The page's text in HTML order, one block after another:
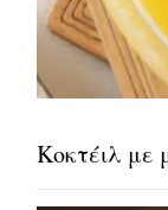
Κοκτέιλ με